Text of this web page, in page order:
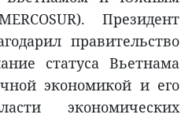
Президент
правительство
статуса Вьетнама
экономикой и его
экономических